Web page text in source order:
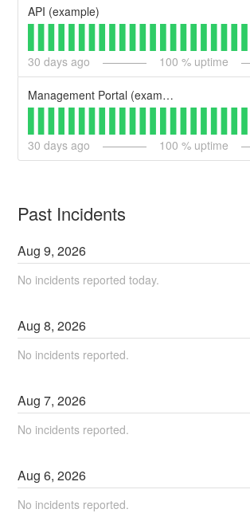
API (example)
30 days ago 100 % uptime
Management Portal (example)
30 days ago 100 % uptime
Past Incidents
Aug9,2026
No incidents reported today.
Aug8,2026
No incidents reported.
Aug7,2026
No incidents reported.
Aug6,2026
No incidents reported.